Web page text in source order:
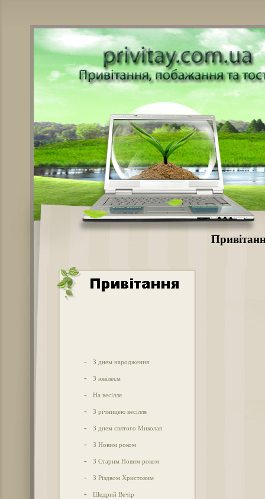
- З днем народження
- З ювілеєм
- На весілля
- З річницею весілля
- З днем святого Миколая
- З Новим роком
- З Старим Новим роком
- З Різдвом Христовим
- Щедрий Вечір